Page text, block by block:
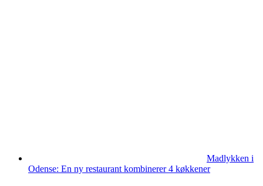
Madlykken i
Odense: En ny restaurant kombinerer 4 køkkener